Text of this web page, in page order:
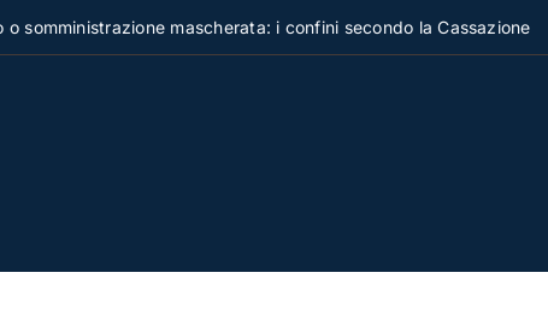
mascherata: i confini secondo la Cassazione